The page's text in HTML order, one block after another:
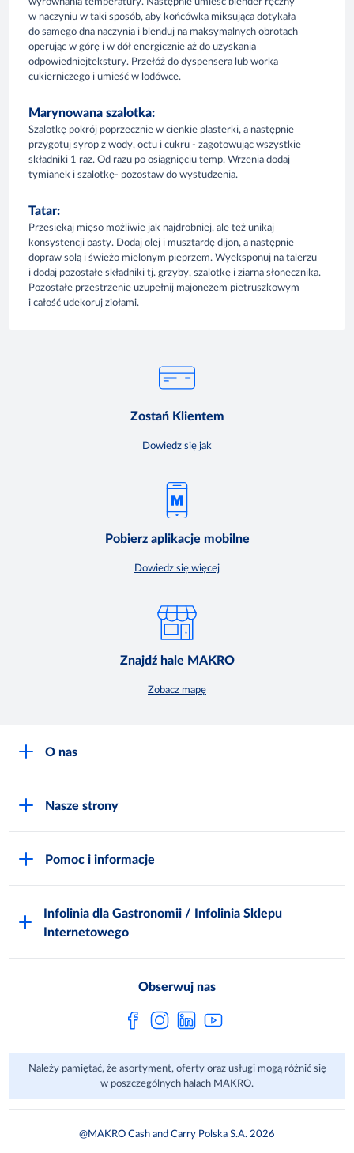
wyrównania temperatury. Następnie umieść blender ręczny
w naczyniu w taki sposób, aby końcówka miksująca dotykała
do samego dna naczynia i blenduj na maksymalnych obrotach
operując w górę i w dół energicznie aż do uzyskania
odpowiedniejtekstury. Przełóż do dyspensera lub worka
cukierniczego i umieść w lodówce.
Marynowana szalotka:
Szalotkę pokrój poprzecznie w cienkie plasterki, a następnie
przygotuj syrop z wody, octu i cukru - zagotowując wszystkie
składniki 1 raz. Od razu po osiągnięciu temp. Wrzenia dodaj
tymianek i szalotkę- pozostaw do wystudzenia.
Tatar:
Przesiekaj mięso możliwie jak najdrobniej, ale też unikaj
konsystencji pasty. Dodaj olej i musztardę dijon, a następnie
dopraw solą i świeżo mielonym pieprzem. Wyeksponuj na talerzu
i dodaj pozostałe składniki tj. grzyby, szalotkę i ziarna słonecznika.
Pozostałe przestrzenie uzupełnij majonezem pietruszkowym
i całość udekoruj ziołami.
Zostań Klientem
Dowiedz się jak
Pobierz aplikacje mobilne
Dowiedz się więcej
Znajdź hale MAKRO
Zobacz mapę
O nas
Zgłoś naruszenie
Inspektor Ochrony Danych
Metro AG
Sprawozdanie niefinansowe
Nasze strony
Polskie Skarby Kulinarne
Zgody marketingowe
Pomoc i informacje
FAQ
Jak kupować w MAKRO Online
Regulaminy Klienta
Regulaminy akcji promocyjnych
Aplikacje mobilne
Infolinia dla Gastronomii / Infolinia Sklepu
Internetowego
Obserwuj nas
Należy pamiętać, że asortyment, oferty oraz usługi mogą różnić się
w poszczególnych halach MAKRO.
@MAKRO Cash and Carry Polska S.A. 2026